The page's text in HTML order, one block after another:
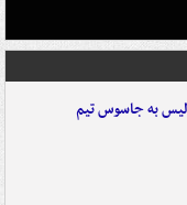
به جاسوس تیم